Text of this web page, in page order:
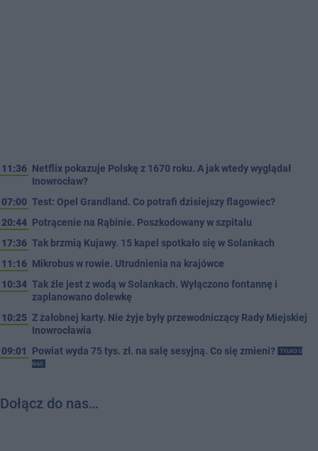
11:36 Netflix pokazuje Polskę z 1670 roku. A jak wtedy wyglądał
Inowrocław?
07:00 Test: Opel Grandland. Co potrafi dzisiejszy flagowiec?
20:44 Potrącenie na Rąbinie. Poszkodowany w szpitalu
17:36 Tak brzmią Kujawy. 15 kapel spotkało się w Solankach
11:16 Mikrobus w rowie. Utrudnienia na krajówce
10:34 Tak źle jest z wodą w Solankach. Wyłączono fontannę i
zaplanowano dolewkę
10:25 Z żałobnej karty. Nie żyje były przewodniczący Rady Miejskiej
Inowrocławia
09:01
Powiat wyda 75 tys. zł. na salę sesyjną. Co się zmieni?
TYLKO U
NAS
Dołącz do nas…